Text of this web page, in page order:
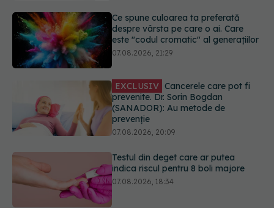
EXCLUSIV Cancerele care pot fi
prevenite. Dr. Sorin Bogdan
(SANADOR): Au metode de
Testul din deget care ar putea
indica riscul pentru 8 boli majore
07.08.2026, 18:34
Dieta care poate crește brusc
colesterolul. Cine este mai expus